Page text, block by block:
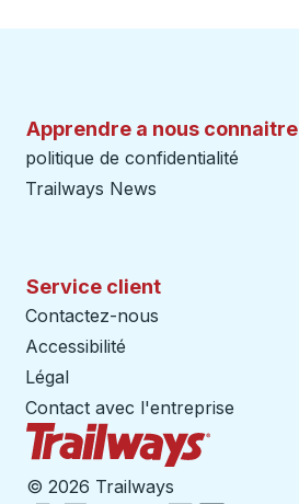
Apprendre a nous connaitre
politique de confidentialité
Trailways News
Service client
Contactez-nous
Accessibilité
Légal
Contact avec l'entreprise
© 2026 Trailways